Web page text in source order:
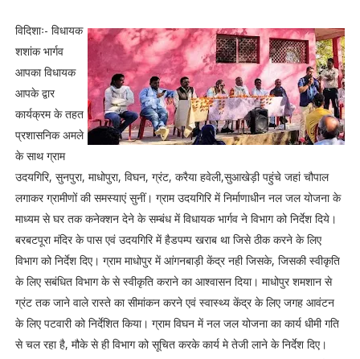
विदिशाः- विधायक
शशांक भार्गव
आपका विधायक
आपके द्वार
कार्यक्रम के तहत
प्रशासनिक अमले
के साथ ग्राम
उदयगिरि, सुनपुरा, माधोपुरा, विघन, ग्रंट, करैया हवेली,सुआखेड़ी पहुंचे जहां चौपाल
लगाकर ग्रामीणों की समस्याएं सुनीं। ग्राम उदयगिरि में निर्माणाधीन नल जल योजना के
माध्यम से घर तक कनेक्शन देने के सम्बंध में विधायक भार्गव ने विभाग को निर्देश दिये।
बरबटपूरा मंदिर के पास एवं उदयगिरि में हैडपम्प खराब था जिसे ठीक करने के लिए
विभाग को निर्देश दिए। ग्राम माधोपुर में आंगनबाड़ी केंद्र नही जिसके, जिसकी स्वीकृति
के लिए सबंधित विभाग के से स्वीकृति कराने का आश्वासन दिया। माधोपुर शमशान से
ग्रंट तक जाने वाले रास्ते का सीमांकन करने एवं स्वास्थ्य केंद्र के लिए जगह आवंटन
के लिए पटवारी को निर्देशित किया। ग्राम विघन में नल जल योजना का कार्य धीमी गति
से चल रहा है, मौके से ही विभाग को सूचित करके कार्य मे तेजी लाने के निर्देश दिए।